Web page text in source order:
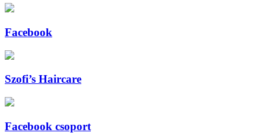
Facebook
Szofi’s Haircare
Facebook csoport